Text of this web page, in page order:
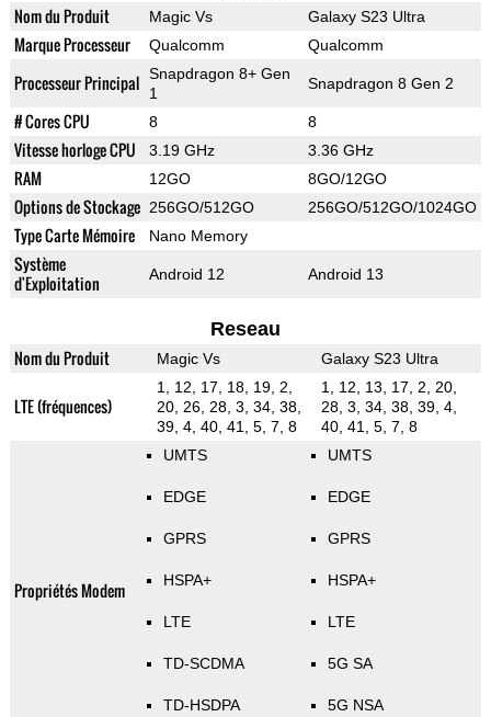
Nom du Produit Magic Vs Galaxy S23 Ultra
Marque Processeur Qualcomm Qualcomm
Processeur Principal Snapdragon 8+ Gen
1
Snapdragon 8 Gen 2
# Cores CPU 8 8
Vitesse horloge CPU 3.19 GHz 3.36 GHz
RAM 12GO 8GO/12GO
Options de Stockage 256GO/512GO 256GO/512GO/1024GO
Type Carte Mémoire Nano Memory
Système
d'Exploitation
Android 12 Android 13
Reseau
Nom du Produit Magic Vs Galaxy S23 Ultra
LTE (fréquences)
1, 12, 17, 18, 19, 2,
20, 26, 28, 3, 34, 38,
39, 4, 40, 41, 5, 7, 8
1, 12, 13, 17, 2, 20,
28, 3, 34, 38, 39, 4,
40, 41, 5, 7, 8
Propriétés Modem
UMTS
EDGE
GPRS
HSPA+
LTE
TD-SCDMA
TD-HSDPA
UMTS
EDGE
GPRS
HSPA+
LTE
5G SA
5G NSA